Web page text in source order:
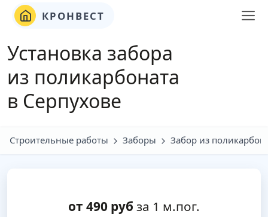
КРОНВЕСТ
Установка забора
из поликарбоната
в Серпухове
Строительные работы Заборы Забор из
от 490 руб за 1 м.пог.